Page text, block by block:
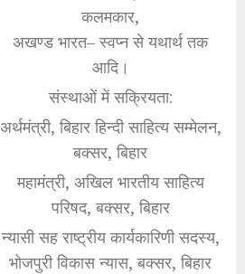
कलमकार,
अखण्ड भारत– स्वप्न से यथार्थ तक
आदि।
संस्थाओं में सक्रियता:
अर्थमंत्री, बिहार हिन्दी साहित्य सम्मेलन,
बक्सर, बिहार
महामंत्री, अखिल भारतीय साहित्य
परिषद, बक्सर, बिहार
न्यासी सह राष्ट्रीय कार्यकारिणी सदस्य,
भोजपुरी विकास न्यास, बक्सर, बिहार